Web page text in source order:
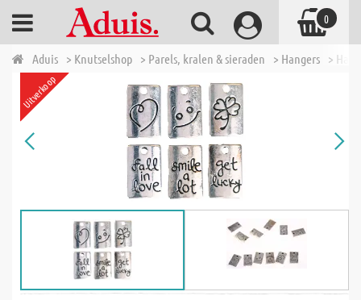
Aduis > Knutselshop > Parels, kralen & sieraden > Hangers >
Uitverkoop
0